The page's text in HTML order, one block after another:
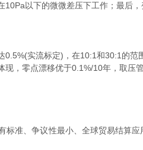
以下的微微差压下工作；最后
实流标定)，在10:1和30:1的范
，零点漂移优于0.1%/10年，取压
、争议性最小、全球贸易结算